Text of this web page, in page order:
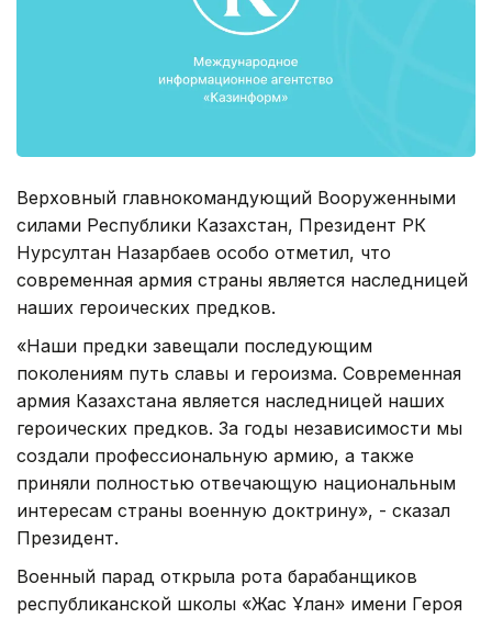
Верховный главнокомандующий Вооруженными
силами Республики Казахстан, Президент РК
Нурсултан Назарбаев особо отметил, что
современная армия страны является наследницей
наших героических предков.
«Наши предки завещали последующим
поколениям путь славы и героизма. Современная
армия Казахстана является наследницей наших
героических предков. За годы независимости мы
создали профессиональную армию, а также
приняли полностью отвечающую национальным
интересам страны военную доктрину», - сказал
Президент.
Военный парад открыла рота барабанщиков
республиканской школы «Жас Ұлан» имени Героя